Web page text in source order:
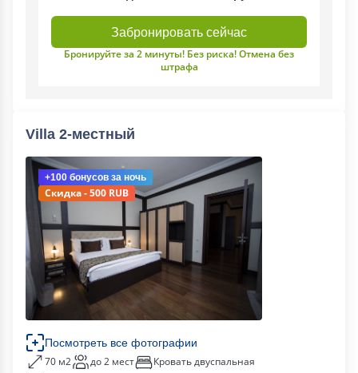
Забронировать сейчас
Бронируйте за 2 минуты! Без риска! Отмена без
штрафа
Villa 2-местный
+100 бонусов за ночь
Скидка - 500 RUB
Посмотреть все фотографии
70 м2 до 2 мест
Кровать двуспальная